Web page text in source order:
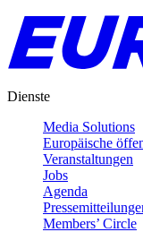
Dienste
Media Solutions
Europäische
Veranstaltungen
Jobs
Agenda
Members’ Circle